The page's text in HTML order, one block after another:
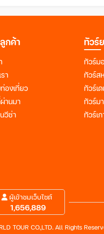
กค้า
า
องเที่ยว
านมา
วีซ่า
ทัวร์
ทัวร์ม
ทัวร์ส
ทัวร์เ
ทัวร์ม
ทัวร์เ
ผู้เข้าชมเว็บไซต์
1,656,889
TOUR CO.,LTD. All Rights